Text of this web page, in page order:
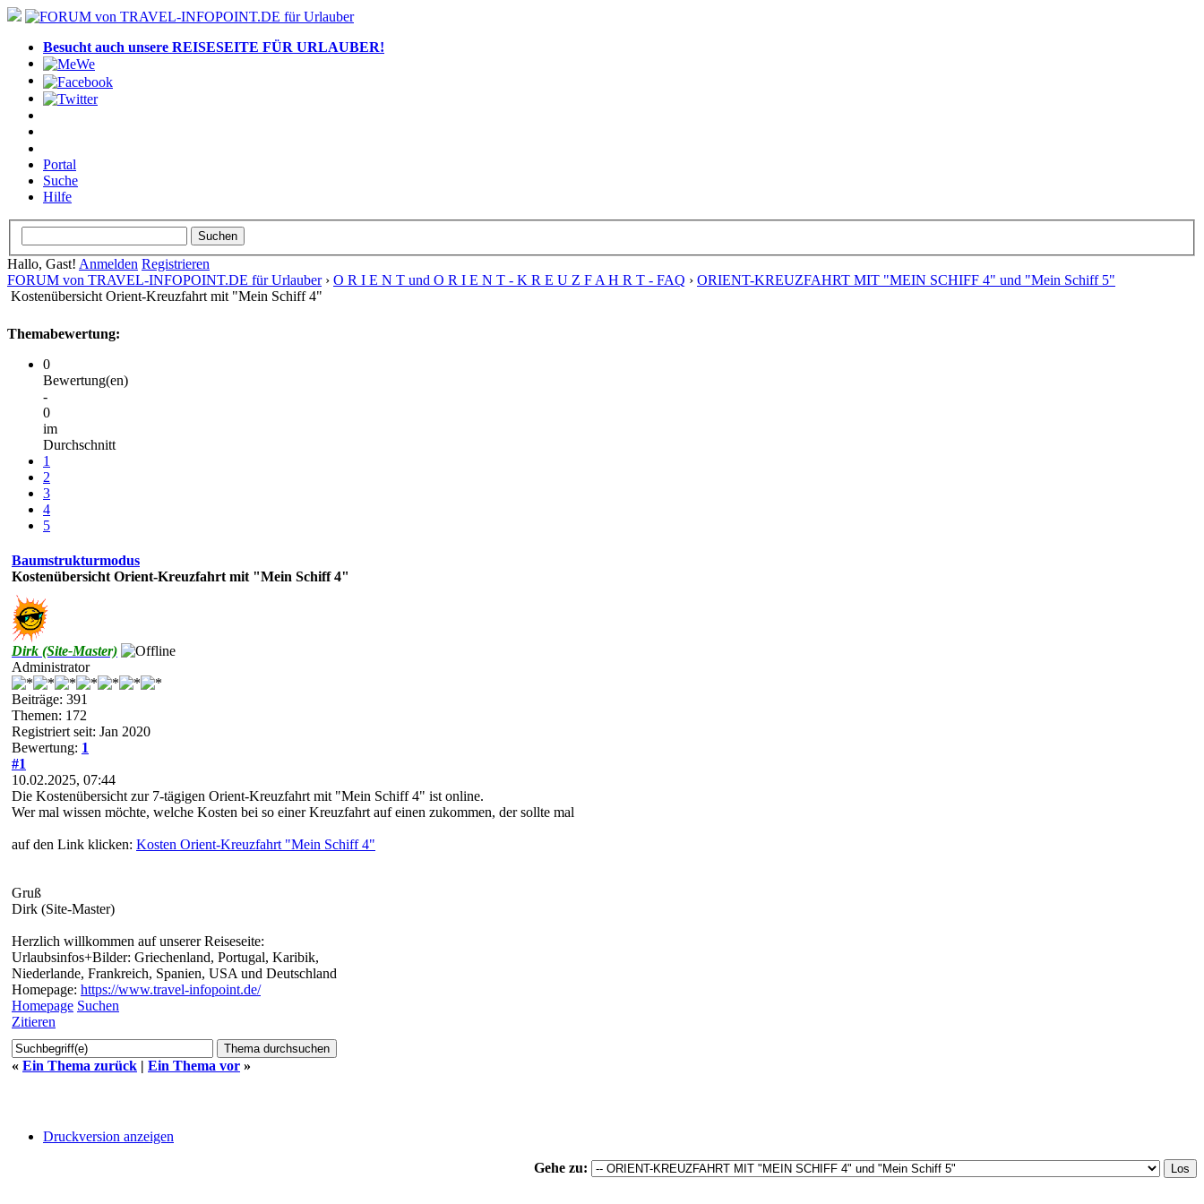
Besucht auch unsere REISESEITE FÜR URLAUBER!
Portal
Suche
Hilfe
Hallo, Gast! Anmelden Registrieren
FORUM von TRAVEL-INFOPOINT.DE für Urlauber› O R I E N T und O R I E N T - K R E U Z F A H R T - FAQ › ORIENT-KREUZFAHRT MIT "MEIN SCHIFF 4" und "Mein Schiff 5"
Kostenübersicht Orient-Kreuzfahrt mit "Mein Schiff 4"
Themabewertung:
0
Bewertung(en)
-
0
im
Durchschnitt
1
2
3
4
5
Baumstrukturmodus
Kostenübersicht Orient-Kreuzfahrt mit "Mein Schiff 4"
Dirk (Site-Master)
Administrator
Beiträge: 391
Themen: 172
Registriert seit: Jan 2020
Bewertung: 1
#1
10.02.2025, 07:44
Die Kostenübersicht zur 7-tägigen Orient-Kreuzfahrt mit "Mein Schiff 4" ist online.
Wer mal wissen möchte, welche Kosten bei so einer Kreuzfahrt auf einen zukommen, der sollte mal
auf den Link klicken: Kosten Orient-Kreuzfahrt "Mein Schiff 4"
Gruß
Dirk (Site-Master)
Herzlich willkommen auf unserer Reiseseite:
Urlaubsinfos+Bilder: Griechenland, Portugal, Karibik,
Niederlande, Frankreich, Spanien, USA und Deutschland
Homepage: https://www.travel-infopoint.de/
Homepage Suchen
Zitieren
« Ein Thema zurück | Ein Thema vor »
Druckversion anzeigen
Gehe zu: